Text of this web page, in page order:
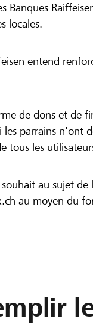
Banques
locales.
entend
de dons et de
les parrains n'ont
tous les
au sujet
au moyen du